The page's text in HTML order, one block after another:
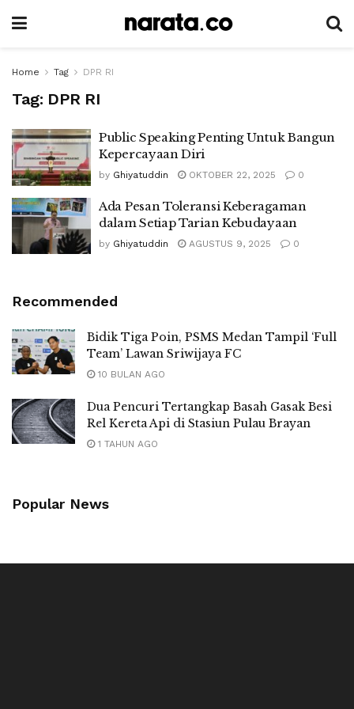
Home Tag DPR RI
Tag: DPR RI
Public Speaking Penting Untuk Bangun
Kepercayaan Diri
by Ghiyatuddin OKTOBER 22, 2025 0
Ada Pesan Toleransi Keberagaman
dalam Setiap Tarian Kebudayaan
by Ghiyatuddin AGUSTUS 9, 2025 0
Recommended
Bidik Tiga Poin, PSMS Medan Tampil ‘Full
Team’ Lawan Sriwijaya FC
10 BULAN AGO
Dua Pencuri Tertangkap Basah Gasak Besi
Rel Kereta Api di Stasiun Pulau Brayan
1 TAHUN AGO
Popular News